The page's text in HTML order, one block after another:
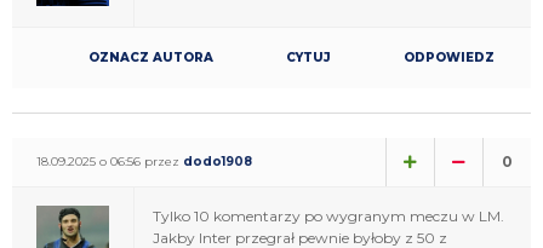
OZNACZ AUTORA CYTUJ ODPOWIEDZ
18.09.2025 o 06:56 przez dodo1908 0
Tylko 10 komentarzy po wygranym meczu w LM.
Jakby Inter przegrał pewnie byłoby z 50 z